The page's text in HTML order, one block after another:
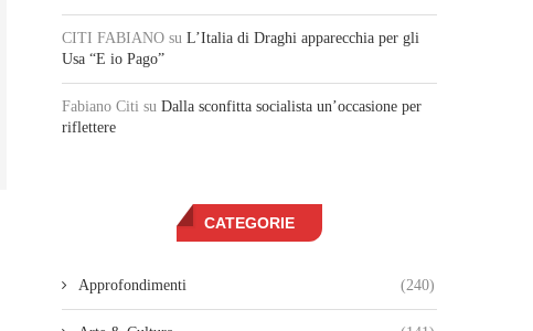
CITI FABIANO su L’Italia di Draghi apparecchia per gli
Usa “E io Pago”
Fabiano Citi su Dalla sconfitta socialista un’occasione per
riflettere
CATEGORIE
Approfondimenti (240)